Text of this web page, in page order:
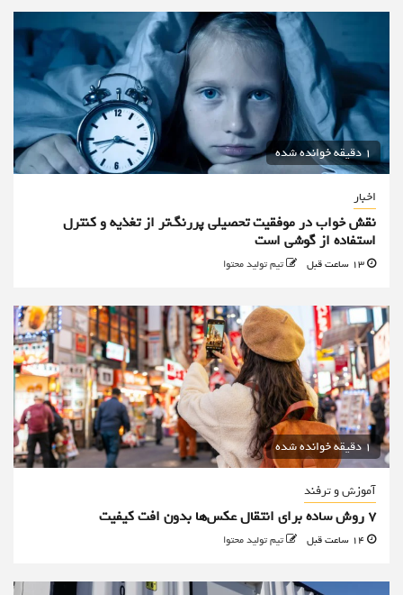
1 دقیقه خوانده شده
اخبار
نقش خواب در موفقیت تحصیلی پررنگ‌تر از تغذیه و کنترل
استفاده از گوشی است
تیم تولید محتوا
1 دقیقه خوانده شده
آموزش و ترفند
۷ روش ساده برای انتقال عکس‌ها بدون افت کیفیت
تیم تولید محتوا